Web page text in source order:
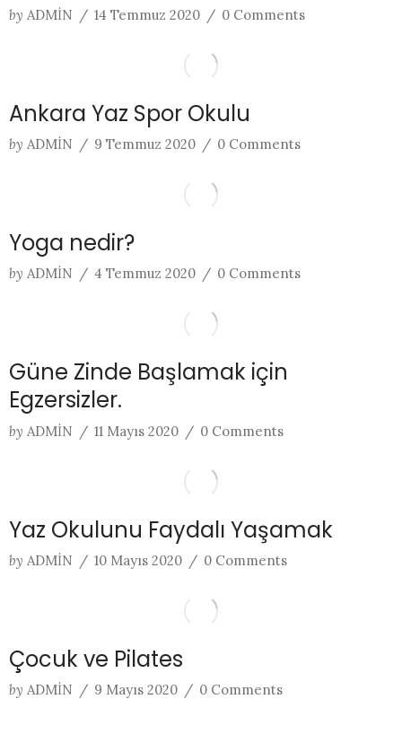
by ADMIN / 14 Temmuz 2020 / 0 Comments
Ankara Yaz Spor Okulu
by ADMIN / 9 Temmuz 2020 / 0 Comments
Yoga nedir?
by ADMIN / 4 Temmuz 2020 / 0 Comments
Güne Zinde Başlamak için
Egzersizler.
by ADMIN / 11 Mayıs 2020 / 0 Comments
Yaz Okulunu Faydalı Yaşamak
by ADMIN / 10 Mayıs 2020 / 0 Comments
Çocuk ve Pilates
by ADMIN / 9 Mayıs 2020 / 0 Comments